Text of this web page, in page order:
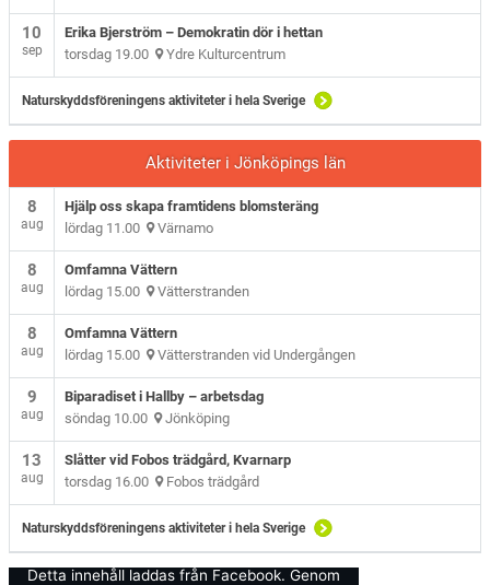
10
sep
Erika Bjerström – Demokratin dör i hettan
torsdag 19.00 Ydre Kulturcentrum
Naturskyddsföreningens aktiviteter i hela Sverige
Aktiviteter i Jönköpings län
8
aug
Hjälp oss skapa framtidens blomsteräng
lördag 11.00 Värnamo
8
aug
Omfamna Vättern
lördag 15.00 Vätterstranden
8
aug
Omfamna Vättern
lördag 15.00 Vätterstranden vid Undergången
9
aug
Biparadiset i Hallby – arbetsdag
söndag 10.00 Jönköping
13
aug
Slåtter vid Fobos trädgård, Kvarnarp
torsdag 16.00 Fobos trädgård
Naturskyddsföreningens aktiviteter i hela Sverige
Detta innehåll laddas från Facebook. Genom